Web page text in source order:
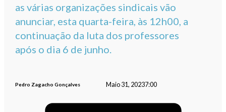
as várias organizações sindicais vão
anunciar, esta quarta-feira, às 12h00, a
continuação da luta dos professores
após o dia 6 de junho.
Pedro Zagacho Gonçalves Maio 31, 20237:00